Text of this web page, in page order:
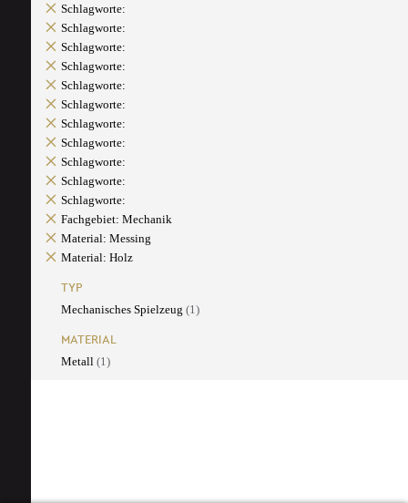
Schlagworte:
Schlagworte:
Schlagworte:
Schlagworte:
Schlagworte:
Schlagworte:
Schlagworte:
Schlagworte:
Schlagworte:
Schlagworte:
Schlagworte:
Fachgebiet: Mechanik
Material: Messing
Material: Holz
TYP
Mechanisches Spielzeug (1)
MATERIAL
Metall (1)